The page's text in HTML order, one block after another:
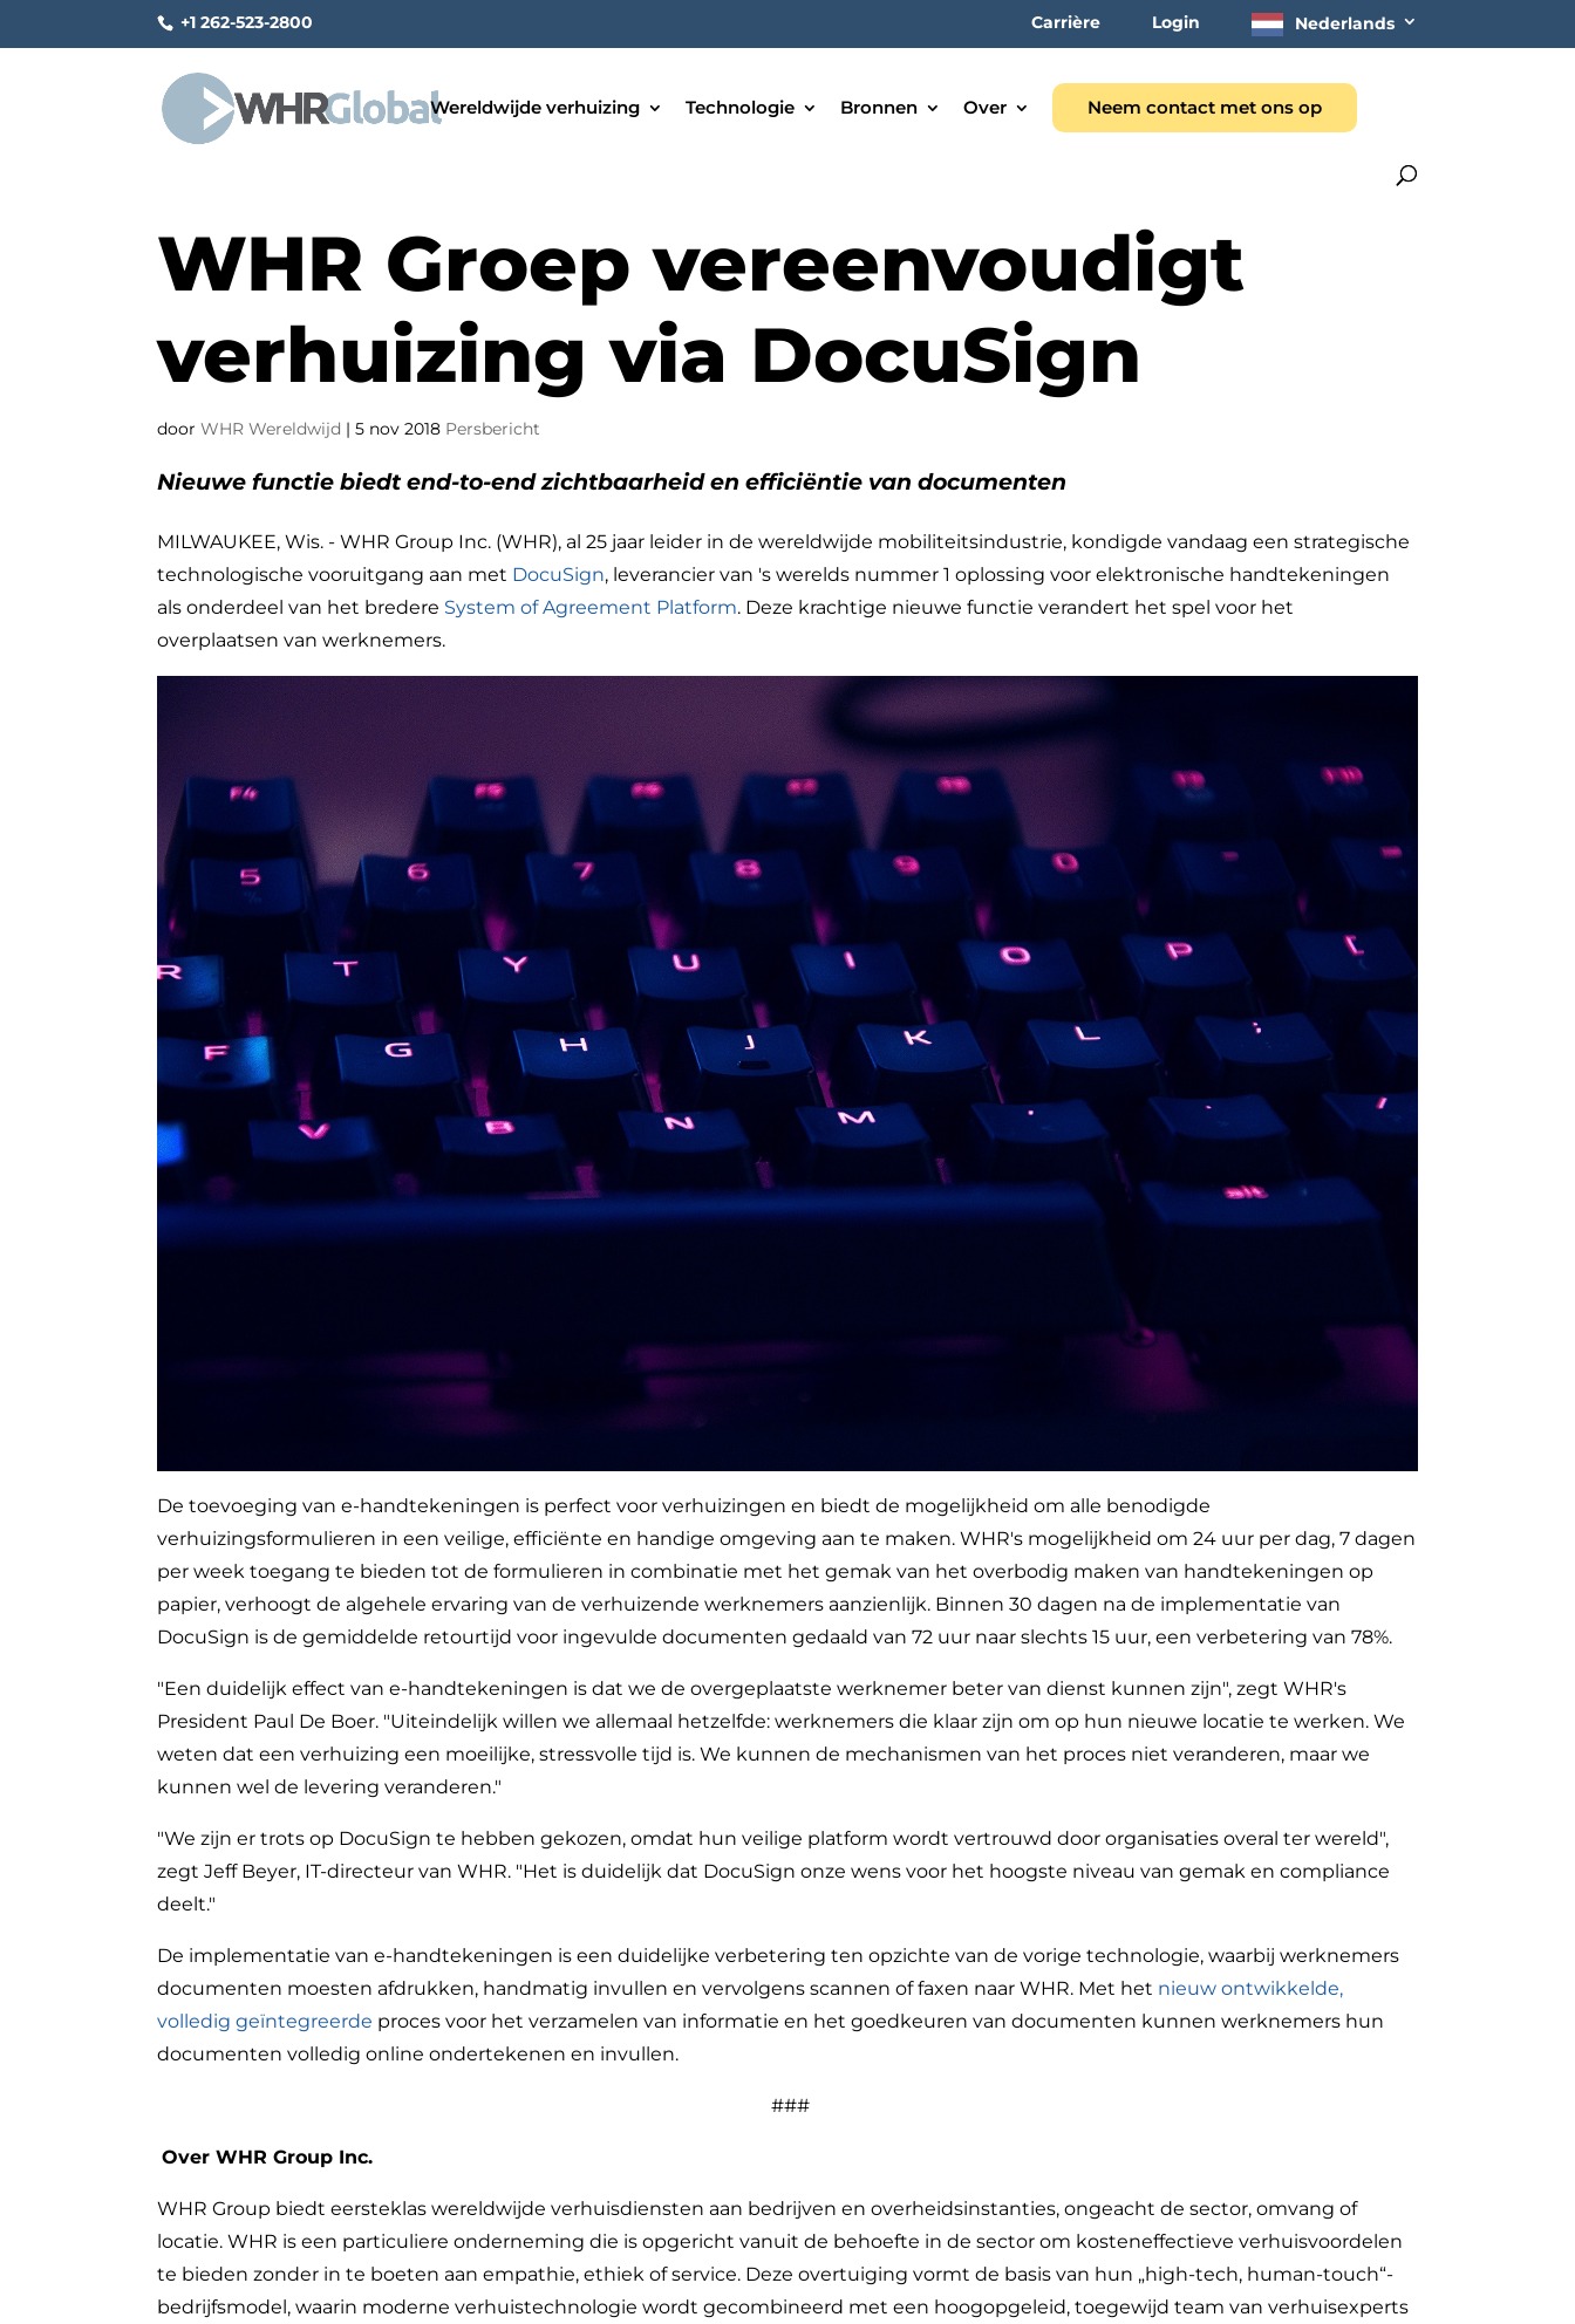
+1 262-523-2800 Carrière Login Nederlands
Wereldwijde verhuizing Technologie Bronnen Over Neem contact met ons op
WHR Groep vereenvoudigt
verhuizing via DocuSign
doorWHR Wereldwijd |5 nov 2018 Persbericht
Nieuwe functie biedt end-to-end zichtbaarheid en efficiëntie van documenten
MILWAUKEE, Wis. - WHR Group Inc. (WHR), al 25 jaar leider in de wereldwijde mobiliteitsindustrie, kondigde vandaag een strategische
technologische vooruitgang aan met DocuSign, leverancier van 's werelds nummer 1 oplossing voor elektronische handtekeningen
als onderdeel van het bredere System of Agreement Platform. Deze krachtige nieuwe functie verandert het spel voor het
overplaatsen van werknemers.
De toevoeging van e-handtekeningen is perfect voor verhuizingen en biedt de mogelijkheid om alle benodigde
verhuizingsformulieren in een veilige, efficiënte en handige omgeving aan te maken. WHR's mogelijkheid om 24 uur per dag, 7 dagen
per week toegang te bieden tot de formulieren in combinatie met het gemak van het overbodig maken van handtekeningen op
papier, verhoogt de algehele ervaring van de verhuizende werknemers aanzienlijk. Binnen 30 dagen na de implementatie van
DocuSign is de gemiddelde retourtijd voor ingevulde documenten gedaald van 72 uur naar slechts 15 uur, een verbetering van 78%.
"Een duidelijk effect van e-handtekeningen is dat we de overgeplaatste werknemer beter van dienst kunnen zijn", zegt WHR's
President Paul De Boer. "Uiteindelijk willen we allemaal hetzelfde: werknemers die klaar zijn om op hun nieuwe locatie te werken. We
weten dat een verhuizing een moeilijke, stressvolle tijd is. We kunnen de mechanismen van het proces niet veranderen, maar we
kunnen wel de levering veranderen."
"We zijn er trots op DocuSign te hebben gekozen, omdat hun veilige platform wordt vertrouwd door organisaties overal ter wereld",
zegt Jeff Beyer, IT-directeur van WHR. "Het is duidelijk dat DocuSign onze wens voor het hoogste niveau van gemak en compliance
deelt."
De implementatie van e-handtekeningen is een duidelijke verbetering ten opzichte van de vorige technologie, waarbij werknemers
documenten moesten afdrukken, handmatig invullen en vervolgens scannen of faxen naar WHR. Met het nieuw ontwikkelde,
volledig geïntegreerde proces voor het verzamelen van informatie en het goedkeuren van documenten kunnen werknemers hun
documenten volledig online ondertekenen en invullen.
###
Over WHR Group Inc.
WHR Group biedt eersteklas wereldwijde verhuisdiensten aan bedrijven en overheidsinstanties, ongeacht de sector, omvang of
locatie. WHR is een particuliere onderneming die is opgericht vanuit de behoefte in de sector om kosteneffectieve verhuisvoordelen
te bieden zonder in te boeten aan empathie, ethiek of service. Deze overtuiging vormt de basis van hun „high-tech, human-touch“-
bedrijfsmodel, waarin moderne verhuistechnologie wordt gecombineerd met een hoogopgeleid, toegewijd team van verhuisexperts